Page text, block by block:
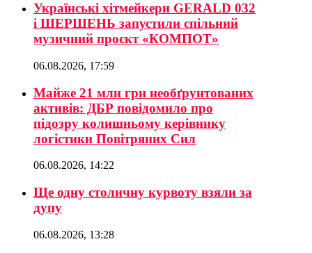
Українські хітмейкери GERALD 032
і ШЕРШЕНЬ запустили спільний
музичний проєкт «КОМПОТ»
06.08.2026, 17:59
Майже 21 млн грн необґрунтованих
активів: ДБР повідомило про
підозру колишньому керівнику
логістики Повітряних Сил
06.08.2026, 14:22
Ще одну столичну курвоту взяли за
дупу
06.08.2026, 13:28